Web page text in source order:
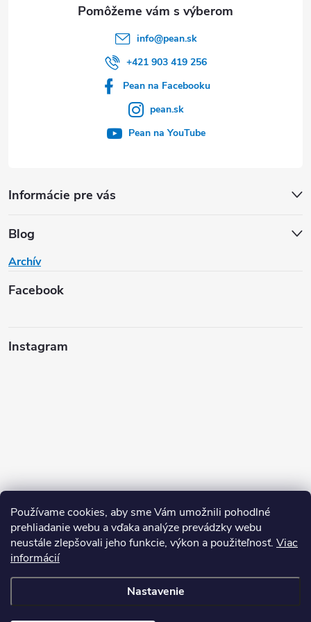
Používame cookies, aby sme Vám umožnili pohodlné
prehliadanie webu a vďaka analýze prevádzky webu
neustále zlepšovali jeho funkcie, výkon a použiteľnosť. Viac
informácií
Nastavenie
Informácie pre vás
Blog
Archív
Facebook
info@pean.sk
+421 903 419 256
Pean na Facebooku
pean.sk
Pean na YouTube
Instagram
Sledovať na Instagrame
. Všetky práva vyhradené.